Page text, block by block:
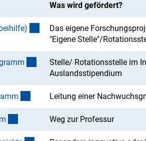
Was wird gefördert?
) (interner Link)
Das eigene
"Eigene Stelle"/
m (interner Link)
Stelle/ Rotationsstelle im
Auslandsstipendium
m (interner Link)
Leitung einer
m (interner Link)Weg zur Professur